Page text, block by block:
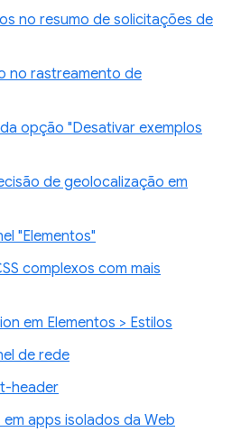
no resumo de solicitações de
no rastreamento de
opção "Desativar exemplos
de geolocalização em
"Elementos"
complexos com mais
em Elementos > Estilos
de rede
header
apps isolados da Web